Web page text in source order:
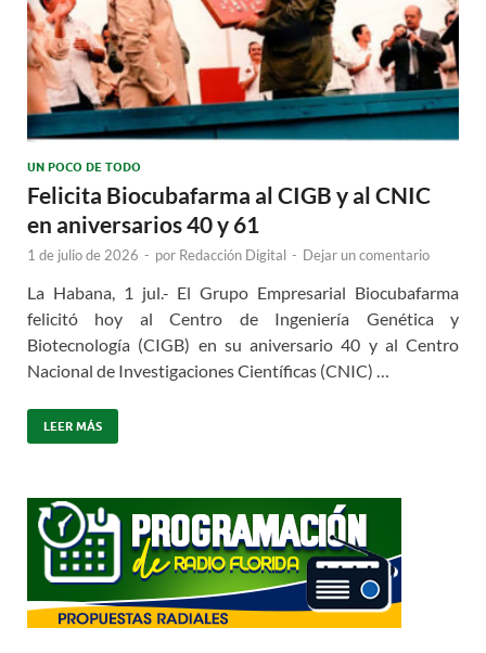
UN POCO DE TODO
Felicita Biocubafarma al CIGB y al CNIC
en aniversarios 40 y 61
1 de julio de 2026 - por Redacción Digital - Dejar un comentario
La Habana, 1 jul.- El Grupo Empresarial Biocubafarma
felicitó hoy al Centro de Ingeniería Genética y
Biotecnología (CIGB) en su aniversario 40 y al Centro
Nacional de Investigaciones Científicas (CNIC) …
LEER MÁS